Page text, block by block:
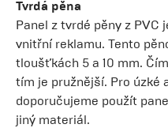
Tvrdá pěna
Panel z tvrdé pěny z PVC
vnitřní reklamu. Tento
tloušťkách 5 a 10 mm.
tím je pružnější. Pro úzké
doporučujeme použít
jiný materiál.